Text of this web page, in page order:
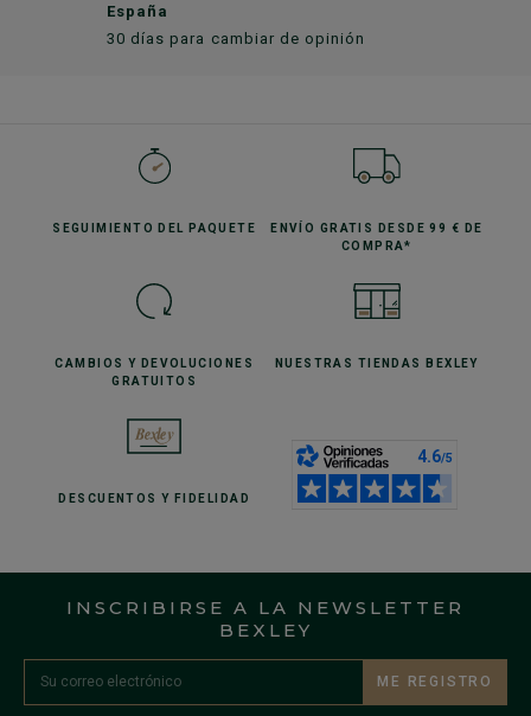
España
30 días para cambiar de opinión
SEGUIMIENTO DEL PAQUETE ENVÍO GRATIS
DESDE 99 € DE
COMPRA*
CAMBIOS Y DEVOLUCIONES
GRATUITOS
NUESTRAS TIENDAS BEXLEY
DESCUENTOSY FIDELIDAD
INSCRIBIRSE A LA NEWSLETTER
BEXLEY
ME REGISTRO